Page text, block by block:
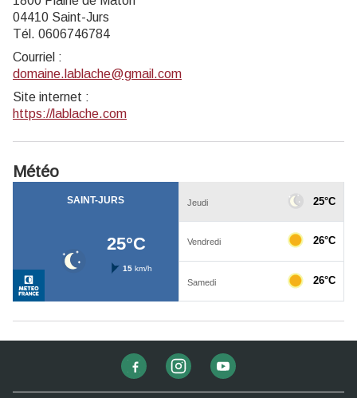
04410 Saint-Jurs
Tél. 0606746784
Courriel :
domaine.lablache@gmail.com
Site internet :
https://lablache.com
Météo